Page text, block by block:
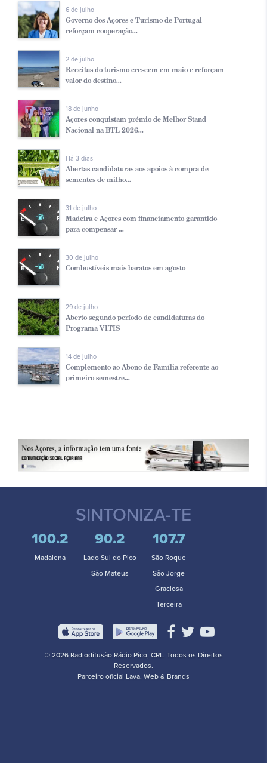
6 de julho
Governo dos Açores e Turismo de Portugal
reforçam cooperação...
2 de julho
Receitas do turismo crescem em maio e reforçam
valor do destino...
18 de junho
Açores conquistam prémio de Melhor Stand
Nacional na BTL 2026...
Há 3 dias
Abertas candidaturas aos apoios à compra de
sementes de milho...
31 de julho
Madeira e Açores com financiamento garantido
para compensar ...
30 de julho
Combustíveis mais baratos em agosto
29 de julho
Aberto segundo período de candidaturas do
Programa VITIS
14 de julho
Complemento ao Abono de Família referente ao
primeiro semestre...
SINTONIZA-TE
100.2
Madalena
90.2
Lado Sul do Pico
São Mateus
107.7
São Roque
São Jorge
Graciosa
Terceira
© 2026 Radiodifusão Rádio Pico, CRL. Todos os Direitos
Reservados.
Parceiro oficial Lava. Web & Brands